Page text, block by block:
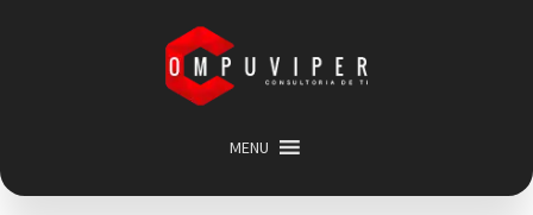
Saltar
navegación
contenido
MENU
Inicio